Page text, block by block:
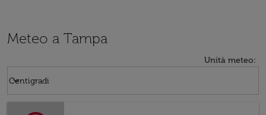
Meteo a Tampa
Unità meteo:
Centigradi
keyboard_arrow_down